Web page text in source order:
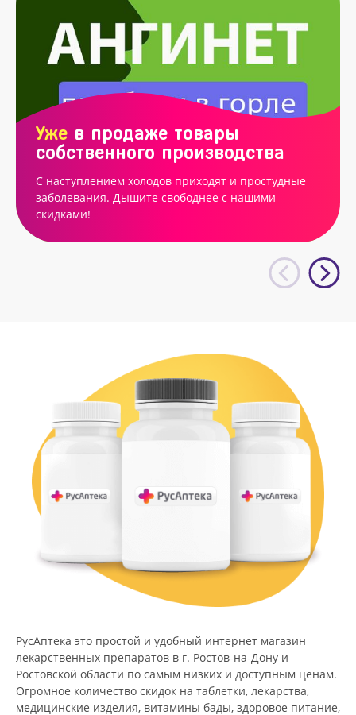
Уже в продаже товары
собственного производства
С наступлением холодов приходят и простудные
заболевания. Дышите свободнее с нашими
скидками!
РусАптека это простой и удобный интернет магазин
лекарственных препаратов в г. Ростов-на-Дону и
Ростовской области по самым низких и доступным ценам.
Огромное количество скидок на таблетки, лекарства,
медицинские изделия, витамины бады, здоровое питание,